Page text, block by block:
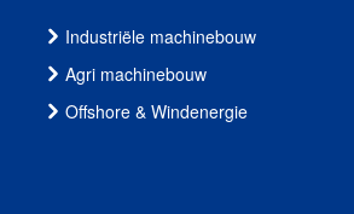
Industriële machinebouw
Agri machinebouw
Offshore & Windenergie